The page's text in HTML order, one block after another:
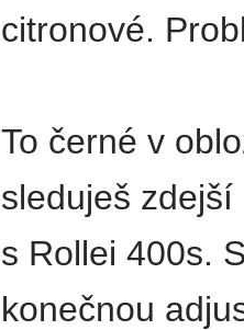
citronové.
To černé v
sleduješ
s Rollei 400s.
konečnou